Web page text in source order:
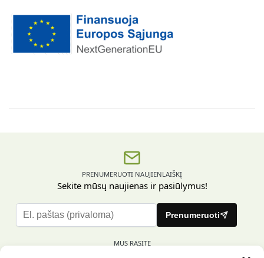
PRENUMERUOTI NAUJIENLAIŠKĮ
Sekite mūsų naujienas ir pasiūlymus!
l
a
Prenumeruoti
MUS RASITE